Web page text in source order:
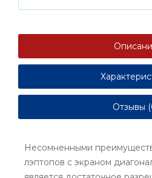
Отзывы
Несомненными
лэптопов с экраном